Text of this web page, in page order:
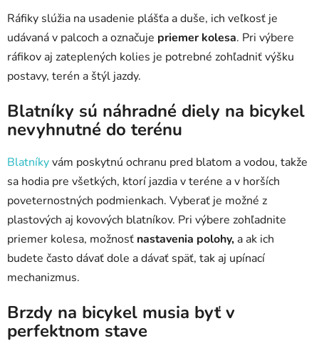
Ráfiky slúžia na usadenie plášťa a duše, ich veľkosť je
udávaná v palcoch a označuje priemer kolesa. Pri výbere
ráfikov aj zateplených kolies je potrebné zohľadniť výšku
postavy, terén a štýl jazdy.
Blatníky sú náhradné diely na bicykel
nevyhnutné do terénu
Blatníkyvám poskytnú ochranu pred blatom a vodou, takže
sa hodia pre všetkých, ktorí jazdia v teréne a v horších
poveternostných podmienkach. Vyberať je možné z
plastových aj kovových blatníkov. Pri výbere zohľadnite
priemer kolesa, možnosť nastavenia polohy, a ak ich
budete často dávať dole a dávať späť, tak aj upínací
mechanizmus.
Brzdy na bicykel musia byť v
perfektnom stave